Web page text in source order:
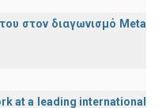
στον διαγωνισμό Meta
at a leading international